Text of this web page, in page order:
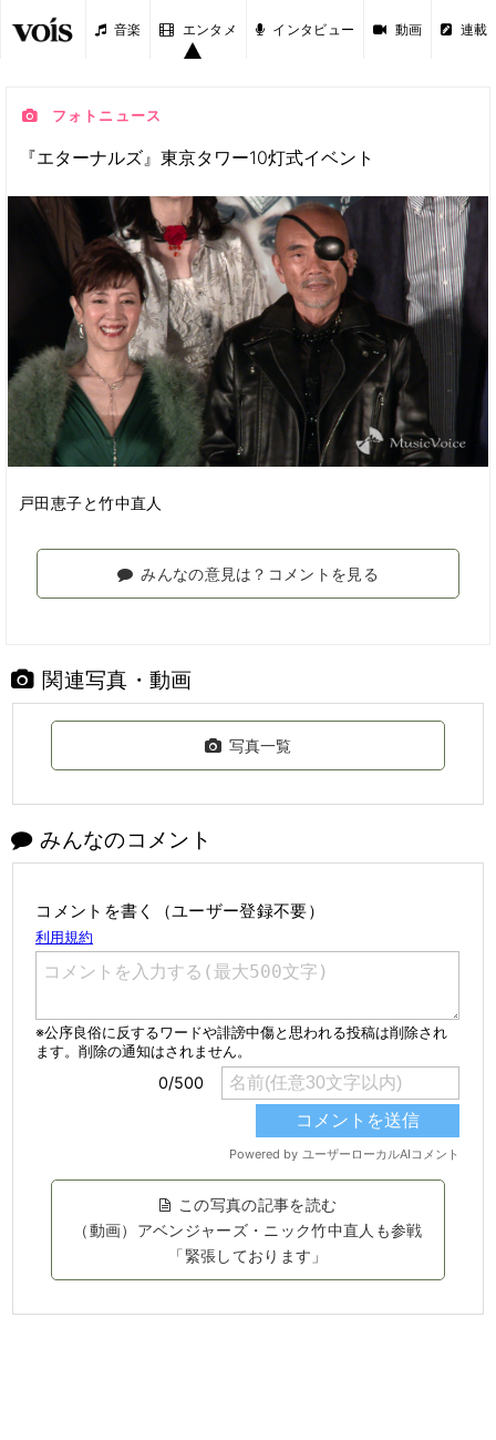
音楽 エンタメ インタビュー 動画 連載
フォトニュース
『エターナルズ』東京タワー10灯式イベント
戸田恵子と竹中直人
みんなの意見は？コメントを見る
関連写真・動画
写真一覧
みんなのコメント
コメントを書く（ユーザー登録不要）
この写真の記事を読む
（動画）アベンジャーズ・ニック竹中直人も参戦
「緊張しております」